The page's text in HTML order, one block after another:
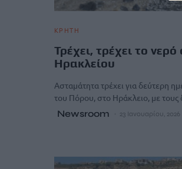
ΚΡΗΤΗ
Τρέχει, τρέχει το νερό
Ηρακλείου
Ασταμάτητα τρέχει για δεύτερη
του Πόρου, στο Ηράκλειο, με
Newsroom 23 Ιανουαρίου, 2026